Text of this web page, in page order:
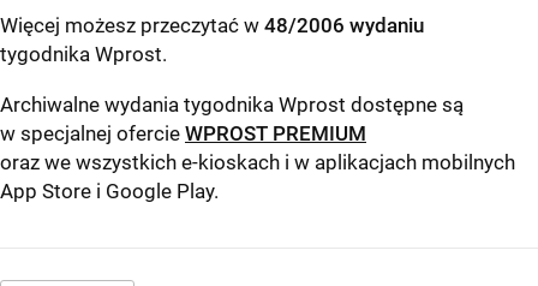
Więcej możesz przeczytać w 48/2006 wydaniu
tygodnika Wprost.
Archiwalne wydania tygodnika Wprost dostępne są
w specjalnej ofercie WPROST PREMIUM
oraz we wszystkich e-kioskach i w aplikacjach mobilnych
App Store i Google Play.